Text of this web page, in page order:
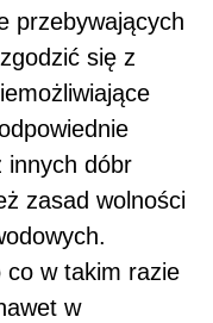
przebywających
się z
innych dóbr
zasad wolności
co w takim razie
w